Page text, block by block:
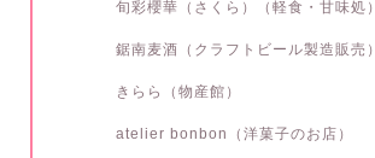
旬彩櫻華（さくら）（軽食・甘味処）
鋸南麦酒（クラフトビール製造販売）
きらら（物産館）
atelier bonbon（洋菓子のお店）